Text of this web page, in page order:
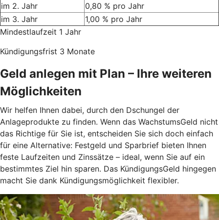
im 2. Jahr
0,80 % pro Jahr
im 3. Jahr
1,00 % pro Jahr
Mindestlaufzeit 1 Jahr
Kündigungsfrist 3 Monate
Geld anlegen mit Plan – Ihre weiteren
Möglichkeiten
Wir helfen Ihnen dabei, durch den Dschungel der
Anlageprodukte zu finden. Wenn das WachstumsGeld nicht
das Richtige für Sie ist, entscheiden Sie sich doch einfach
für eine Alternative: Festgeld und Sparbrief bieten Ihnen
feste Laufzeiten und Zinssätze – ideal, wenn Sie auf ein
bestimmtes Ziel hin sparen. Das KündigungsGeld hingegen
macht Sie dank Kündigungsmöglichkeit flexibler.